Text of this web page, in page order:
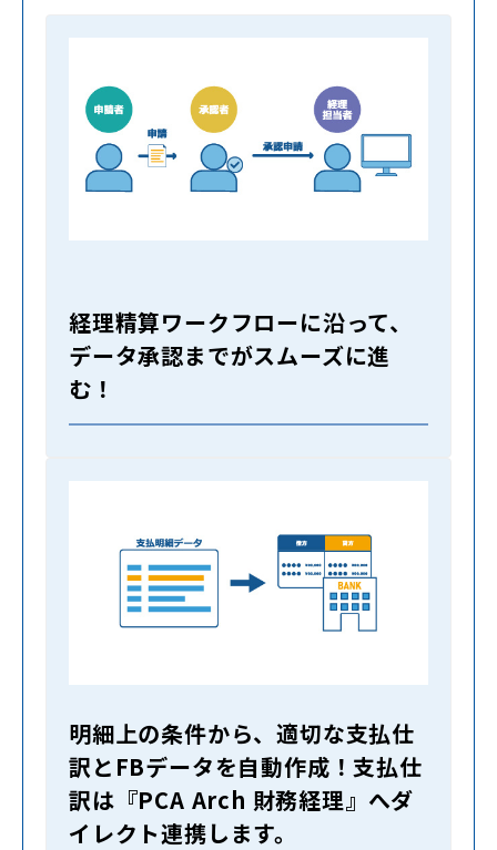
経理精算ワークフローに沿って、
データ承認までがスムーズに進
む！
明細上の条件から、適切な支払仕
訳とFBデータを自動作成！支払仕
訳は『PCA Arch 財務経理』へダ
イレクト連携します。